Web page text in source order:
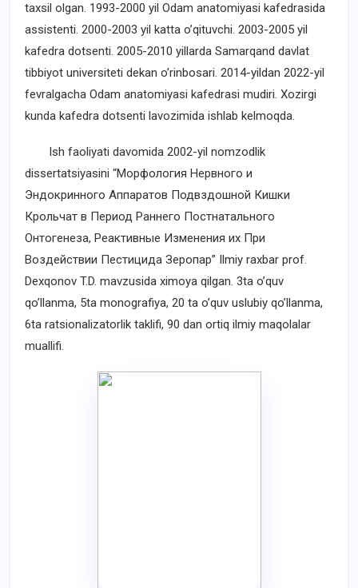
taxsil olgan. 1993-2000 yil Odam anatomiyasi kafedrasida
assistenti. 2000-2003 yil katta o’qituvchi. 2003-2005 yil
kafedra dotsenti. 2005-2010 yillarda Samarqand davlat
tibbiyot universiteti dekan o’rinbosari. 2014-yildan 2022-yil
fevralgacha Odam anatomiyasi kafedrasi mudiri. Xozirgi
kunda kafedra dotsenti lavozimida ishlab kelmoqda.
Ish faoliyati davomida 2002-yil nomzodlik
dissertatsiyasini “Морфология Нервного и
Эндокринного Аппаратов Подвздошной Кишки
Крольчат в Период Раннего Постнатального
Онтогенеза, Реактивные Изменения их При
Воздействии Пестицида Зеропар” Ilmiy raxbar prof.
Dexqonov T.D. mavzusida ximoya qilgan. 3ta o’quv
qo’llanma, 5ta monografiya, 20 ta o’quv uslubiy qo’llanma,
6ta ratsionalizatorlik taklifi, 90 dan ortiq ilmiy maqolalar
muallifi.